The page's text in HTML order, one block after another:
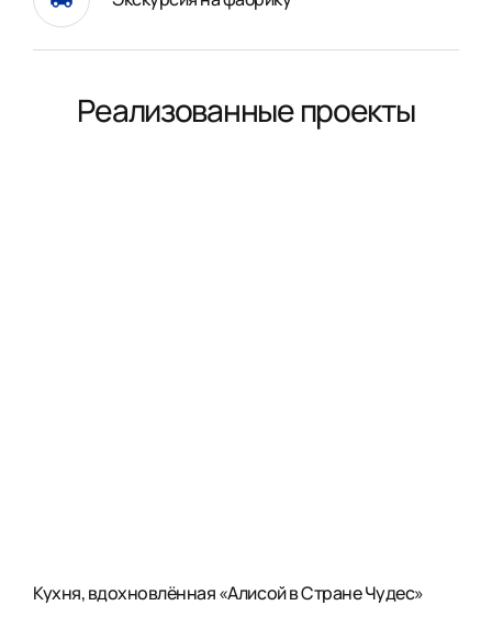
Реализованные проекты
Кухня, вдохновлённая «Алисой в Стране Чудес»